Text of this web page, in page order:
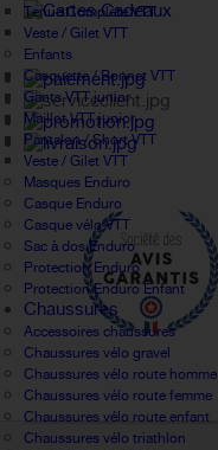
Tenue Complète VTT
Veste / Gilet VTT
Enfants
Casquette / Bonnet VTT
Gants VTT junior
Maillot VTT junior
Pantalon / Short VTT
Veste / Gilet VTT
Masques Enduro
Casque Enduro
Casque vélo VTT
Sac à dos Enduro
Protection Enduro
Protection Enduro Enfant
Chaussures
Accessoires chaussures
Chaussures vélo gravel
Chaussures vélo route homme
Chaussures vélo route femme
Chaussures vélo route enfant
Chaussures vélo triathlon